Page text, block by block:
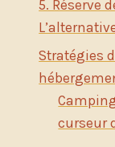
5. Réserve
Stratégies
curseur